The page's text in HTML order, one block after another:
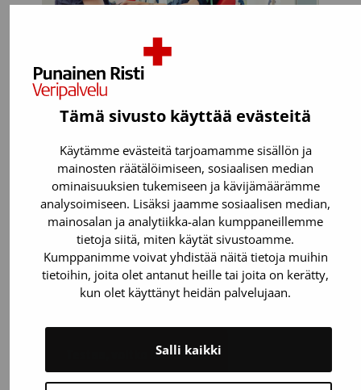
Tämä sivusto käyttää evästeitä
Käytämme evästeitä tarjoamamme sisällön ja
mainosten räätälöimiseen, sosiaalisen median
ominaisuuksien tukemiseen ja kävijämäärämme
analysoimiseen. Lisäksi jaamme sosiaalisen median,
mainosalan ja analytiikka-alan kumppaneillemme
tietoja siitä, miten käytät sivustoamme.
Kumppanimme voivat yhdistää näitä tietoja muihin
tietoihin, joita olet antanut heille tai joita on kerätty,
kun olet käyttänyt heidän palvelujaan.
Salli kaikki
Voit luovuttaa, jos:
Olet täysi-ikäinen. Verenluovutuksen
voi aloittaa vielä 65-vuotiaana.
Painat 50-199 kiloa.
Olet perusterve. Suurin osa
sairauksista tai lääkkeistä (esimerkiksi
verenpaine- ja kolesterolilääkkeet)
eivät estä verenluovutusta.
Testaa, voitko luovuttaa